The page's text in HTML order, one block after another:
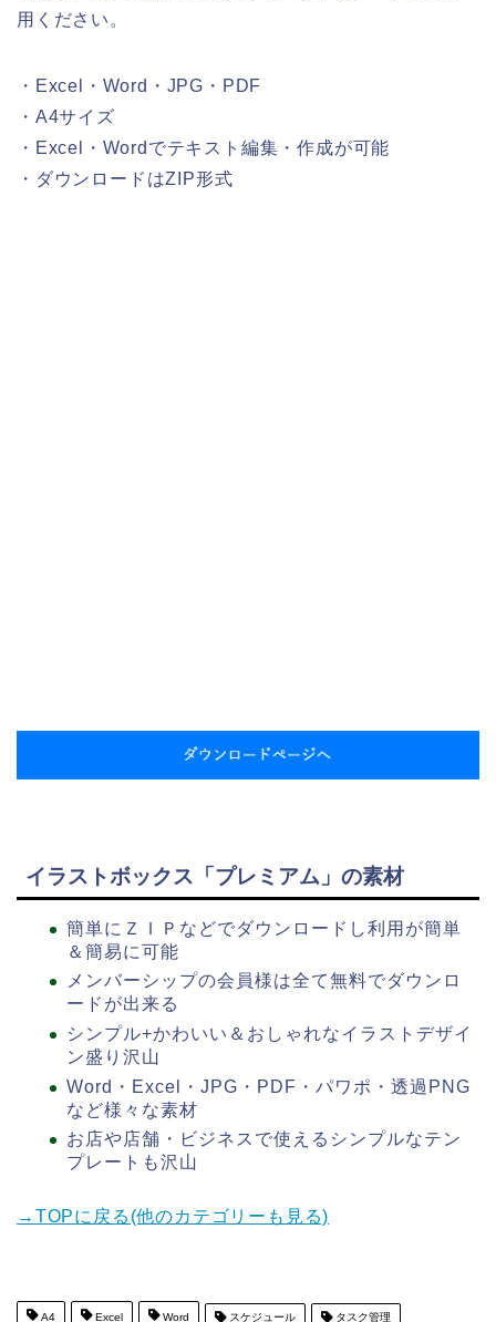
用ください。
・Excel・Word・JPG・PDF
・A4サイズ
・Excel・Wordでテキスト編集・作成が可能
・ダウンロードはZIP形式
イラストボックス「プレミアム」の素材
簡単にＺＩＰなどでダウンロードし利用が簡単
＆簡易に可能
メンバーシップの会員様は全て無料でダウンロ
ードが出来る
シンプル+かわいい＆おしゃれなイラストデザイ
ン盛り沢山
Word・Excel・JPG・PDF・パワポ・透過PNG
など様々な素材
お店や店舗・ビジネスで使えるシンプルなテン
プレートも沢山
→TOPに戻る(他のカテゴリーも見る)
A4 Excel Word スケジュール タスク管理